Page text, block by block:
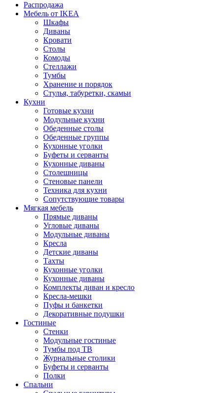
Распродажа
Мебель от IKEA
Шкафы
Диваны
Кровати
Столы
Комоды
Стеллажи
Тумбы
Хранение и порядок
Стулья, табуретки, скамьи
Кухни
Готовые кухни
Модульные кухни
Обеденные столы
Обеденные группы
Кухонные уголки
Буфеты и серванты
Кухонные диваны
Столешницы
Стеновые панели
Техника для кухни
Сопутствующие товары
Мягкая мебель
Прямые диваны
Угловые диваны
Модульные диваны
Кресла
Детские диваны
Тахты
Кухонные уголки
Кухонные диваны
Комплекты диван и кресло
Кресла-мешки
Пуфы и банкетки
Декоративные подушки
Гостиные
Стенки
Модульные гостиные
Тумбы под ТВ
Журнальные столики
Буфеты и серванты
Полки
Спальни